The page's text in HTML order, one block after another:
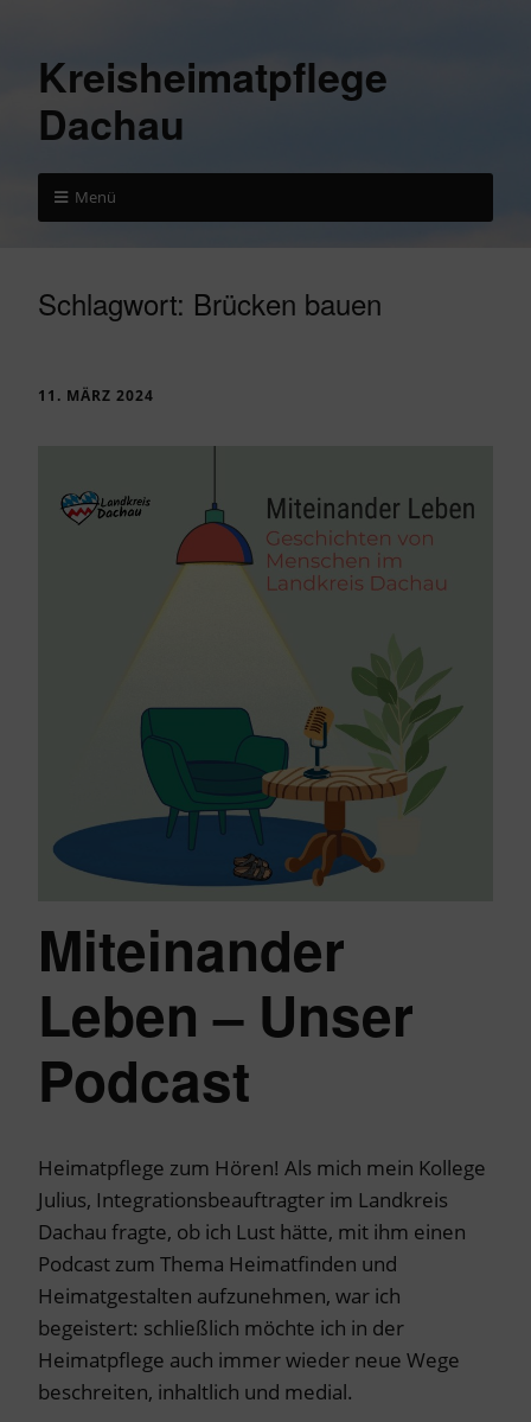
Kreisheimatpflege
Dachau
Menü
Schlagwort: Brücken bauen
11. MÄRZ 2024
Miteinander
Leben – Unser
Podcast
Heimatpflege zum Hören! Als mich mein Kollege
Julius, Integrationsbeauftragter im Landkreis
Dachau fragte, ob ich Lust hätte, mit ihm einen
Podcast zum Thema Heimatfinden und
Heimatgestalten aufzunehmen, war ich
begeistert: schließlich möchte ich in der
Heimatpflege auch immer wieder neue Wege
beschreiten, inhaltlich und medial.